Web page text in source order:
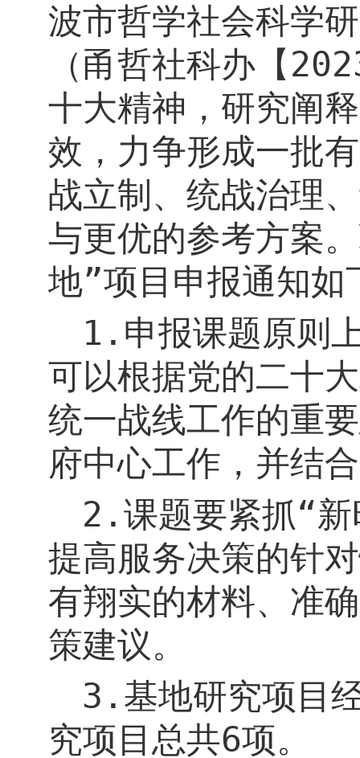
波市哲学社会科学
（甬哲社科办【
十大精神，研究阐
效，力争形成一批
战立制、统战治理
与更优的参考方案
地”项目申报通知如
1. 申报课题原则
可以根据党的二十
统一战线工作的重
府中心工作，并结
2.课题要紧抓“
提高服务决策的针
有翔实的材料、准
策建议。
3. 基地研究项目
究项目总共6项。